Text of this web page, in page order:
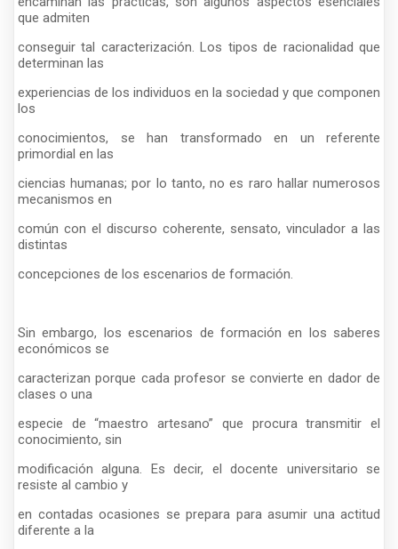
que admiten
conseguir tal caracterización. Los tipos de racionalidad que
determinan las
experiencias de los individuos en la sociedad y que componen
los
conocimientos, se han transformado en un referente
primordial en las
ciencias humanas; por lo tanto, no es raro hallar numerosos
mecanismos en
común con el discurso coherente, sensato, vinculador a las
distintas
concepciones de los escenarios de formación.
Sin embargo, los escenarios de formación en los saberes
económicos se
caracterizan porque cada profesor se convierte en dador de
clases o una
especie de “maestro artesano” que procura transmitir el
conocimiento, sin
modificación alguna. Es decir, el docente universitario se
resiste al cambio y
en contadas ocasiones se prepara para asumir una actitud
diferente a la